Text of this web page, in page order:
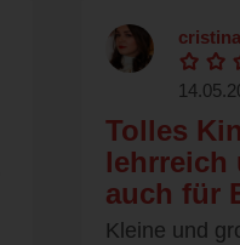
Tolles
lehrreich
auch für
Kleine und